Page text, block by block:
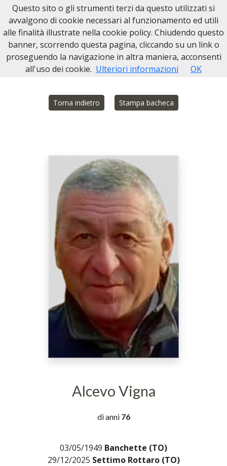
Necrologi Ivrea
Home Italia TO Settimo Rottaro Alcevo Vigna
Torna indietro Stampa bacheca
Alcevo Vigna
di anni 76
03/05/1949 Banchette (TO)
29/12/2025 Settimo Rottaro (TO)
Questo sito o gli strumenti terzi da questo utilizzati si
avvalgono di cookie necessari al funzionamento ed utili
alle finalità illustrate nella cookie policy. Chiudendo questo
banner, scorrendo questa pagina, cliccando su un link o
proseguendo la navigazione in altra maniera, acconsenti
all'uso dei cookie. Ulteriori informazioni OK